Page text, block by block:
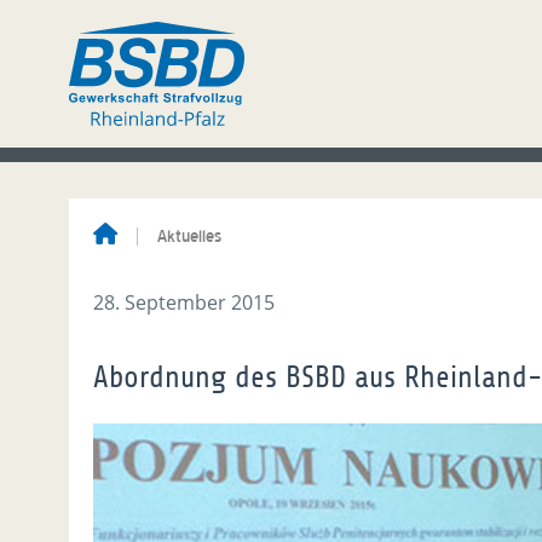
Aktuelles
28. September 2015
Abordnung des BSBD aus